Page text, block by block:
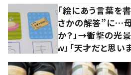
「絵にあう言葉を
さかの解答”に…母
か？」→衝撃の光
ｗ」「天才だと思い